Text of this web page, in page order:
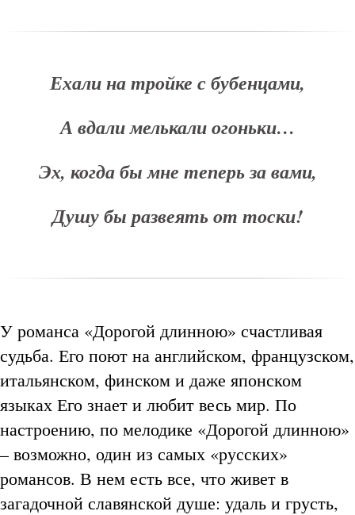
Ехали на тройке с бубенцами,
А вдали мелькали огоньки…
Эх, когда бы мне теперь за вами,
Душу бы развеять от тоски!
У романса «Дорогой длинною» счастливая
судьба. Его поют на английском, французском,
итальянском, финском и даже японском
языках Его знает и любит весь мир. По
настроению, по мелодике «Дорогой длинною»
– возможно, один из самых «русских»
романсов. В нем есть все, что живет в
загадочной славянской душе: удаль и грусть,